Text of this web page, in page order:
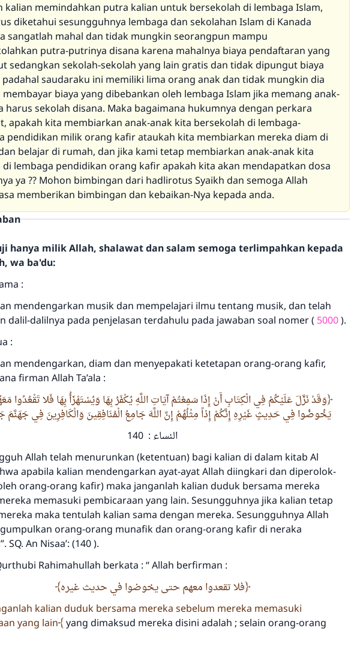
kalian memindahkan putra kalian untuk bersekolah di lembaga Islam,
diketahui sesungguhnya lembaga dan sekolahan Islam di Kanada
sangatlah mahal dan tidak mungkin seorangpun mampu
putra-putrinya disana karena mahalnya biaya pendaftaran yang
sedangkan sekolah-sekolah yang lain gratis dan tidak dipungut biaya
saudaraku ini memiliki lima orang anak dan tidak mungkin dia
biaya yang dibebankan oleh lembaga Islam jika memang anak-
harus sekolah disana. Maka bagaimana hukumnya dengan perkara
apakah kita membiarkan anak-anak kita bersekolah di lembaga-
pendidikan milik orang kafir ataukah kita membiarkan mereka diam di
belajar di rumah, dan jika kami tetap membiarkan anak-anak kita
di lembaga pendidikan orang kafir apakah kita akan mendapatkan dosa
ya ?? Mohon bimbingan dari hadlirotus Syaikh dan semoga Allah
memberikan bimbingan dan kebaikan-Nya kepada anda.
hanya milik Allah, shalawat dan salam semoga terlimpahkan kepada
wa ba'du:
:
mendengarkan musik dan mempelajari ilmu tentang musik, dan telah
dalil-dalilnya pada penjelasan terdahulu pada jawaban soal nomer ( 5000).
:
mendengarkan, diam dan menyepakati ketetapan orang-orang kafir,
firman Allah Ta’ala :
وَقَدْ نَزَّلَ عَلَيْكُمْ فِي الْكِتَابِ أَنْ إِذَا سَمِعْتُمْ آيَاتِ اللَّهِ يُكْفَرُ بِهَا وَيُسْتَهْزَأُ بِهَا فَلا تَقْعُدُوا
يَخُوضُوا فِي حَدِيثٍ غَيْرِهِ إِنَّكُمْ إِذاً مِثْلُهُمْ إِنَّ اللَّهَ جَامِعُ الْمُنَافِقِينَ وَالْكَافِرِينَ فِي جَهَنَّمَ
النساء : 140
Allah telah menurunkan (ketentuan) bagi kalian di dalam kitab Al
apabila kalian mendengarkan ayat-ayat Allah diingkari dan diperolok-
orang-orang kafir) maka janganlah kalian duduk bersama mereka
memasuki pembicaraan yang lain. Sesungguhnya jika kalian tetap
maka tentulah kalian sama dengan mereka. Sesungguhnya Allah
orang-orang munafik dan orang-orang kafir di neraka
SQ. An Nisaa’: (140 ).
Rahimahullah berkata : “ Allah berfirman :
فلا تقعدوا معهم حتى يخوضوا في حديث غيره
kalian duduk bersama mereka sebelum mereka memasuki
yang lain
yang dimaksud mereka disini adalah ; selain orang-orang